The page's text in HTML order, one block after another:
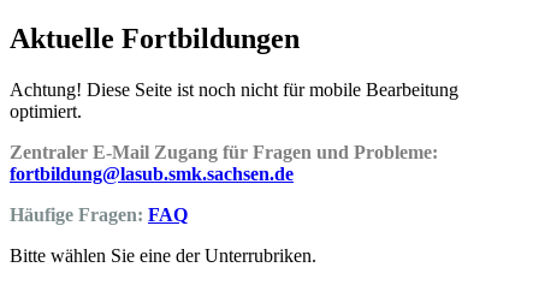
Aktuelle Fortbildungen
Achtung! Diese Seite ist noch nicht für mobile Bearbeitung
optimiert.
Zentraler E-Mail Zugang für Fragen und Probleme:
fortbildung@lasub.smk.sachsen.de
Häufige Fragen: FAQ
Bitte wählen Sie eine der Unterrubriken.